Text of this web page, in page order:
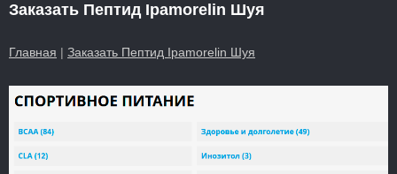
Заказать Пептид Ipamorelin Шуя
Главная | Заказать Пептид Ipamorelin Шуя